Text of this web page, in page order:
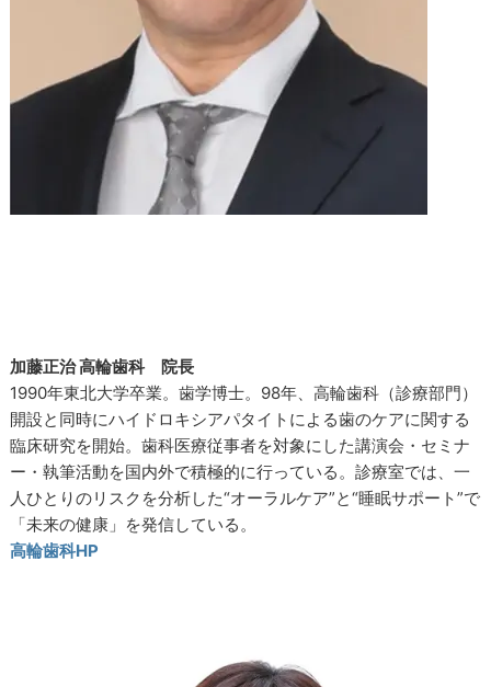
加藤正治 高輪歯科 院長
1990年東北大学卒業。歯学博士。98年、高輪歯科（診療部門）
開設と同時にハイドロキシアパタイトによる歯のケアに関する
臨床研究を開始。歯科医療従事者を対象にした講演会・セミナ
ー・執筆活動を国内外で積極的に行っている。診療室では、一
人ひとりのリスクを分析した“オーラルケア”と“睡眠サポート”で
「未来の健康」を発信している。
高輪歯科HP